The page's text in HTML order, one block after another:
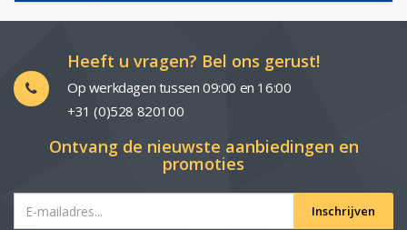
Heeft u vragen? Bel ons gerust!
Op werkdagen tussen 09:00 en 16:00
+31 (0)528 820100
Ontvang de nieuwste aanbiedingen en
promoties
Inschrijven